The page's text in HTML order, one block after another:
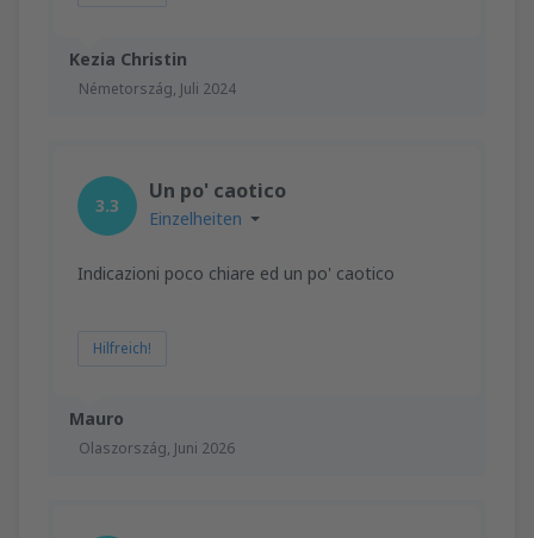
Kezia Christin
Németország, Juli 2024
Mauro
Olaszország, Juni 2026
3.3
Un po' caotico
Einzelheiten
Indicazioni poco chiare ed un po' caotico
Hilfreich!